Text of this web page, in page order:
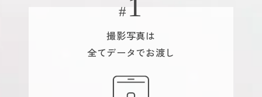
撮影写真は
全てデータでお渡し